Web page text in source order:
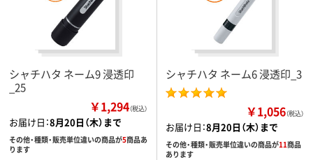
シャチハタ ネーム9 浸透印
_25
￥1,294（税込）
お届け日：8月20日（木）まで
その他・種類・販売単位違いの商品が5商品あ
ります
シャチハタ ネーム6 浸透印_3
￥1,056（税込）
お届け日：8月20日（木）まで
その他・種類・販売単位違いの商品が11商品
あります